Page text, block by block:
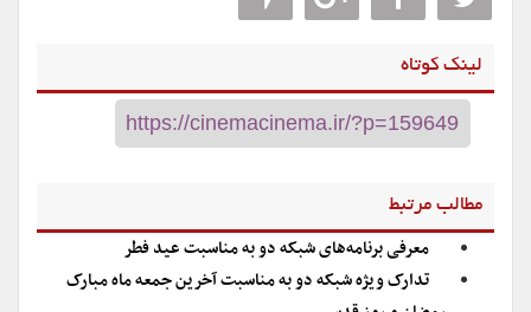
لینک کوتاه
مطالب مرتبط
معرفی برنامه‌های شبکه دو به مناسبت عید فطر
تدارک ویژه شبکه دو به مناسبت آخرین جمعه ماه مبارک